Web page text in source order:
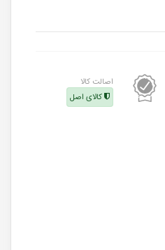
اصالت کالا
کالای اصل